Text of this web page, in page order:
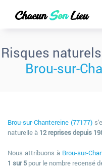
Risques
Brou-sur-
Brou-sur-Chantereine (77177)
naturelle à 12 reprises depuis
Nous attribuons à Brou-sur-
1 sur 5 pour le nombre recensé